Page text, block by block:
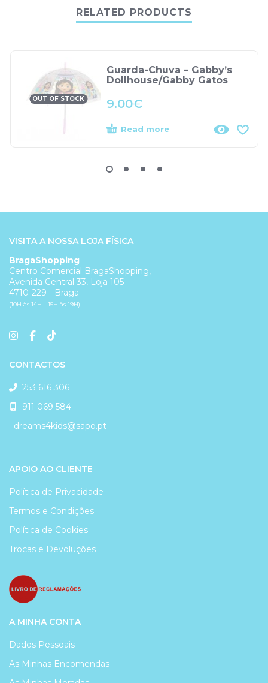
RELATED PRODUCTS
OUT OF STOCK
Guarda-Chuva – Gabby’s
Dollhouse/Gabby Gatos
9.00€
Read more
VISITA A NOSSA LOJA FÍSICA
BragaShopping
Centro Comercial BragaShopping,
Avenida Central 33, Loja 105
4710-229 - Braga
(10H às 14H - 15H às 19H)
CONTACTOS
253 616 306
911 069 584
dreams4kids@sapo.pt
APOIO AO CLIENTE
Política de Privacidade
Termos e Condições
Política de Cookies
Trocas e Devoluções
A MINHA CONTA
Dados Pessoais
As Minhas Encomendas